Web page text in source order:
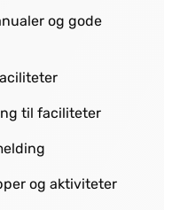
og gode
til faciliteter
og aktiviteter